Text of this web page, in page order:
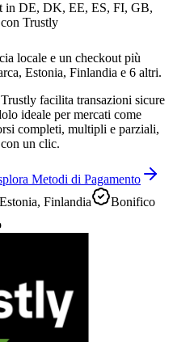
in DE, DK, EE, ES, FI, GB,
Trustly
locale e un checkout più
Estonia, Finlandia e 6 altri.
facilita transazioni sicure
ideale per mercati come
completi, multipli e parziali,
un clic.
Metodi di Pagamento
Finlandia
Bonifico